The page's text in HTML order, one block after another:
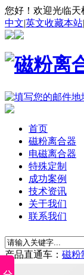
您好！欢迎光临
中文|英文收藏本站|
首页
磁粉离合器
电磁离合器
特殊定制
成功案例
技术资讯
关于我们
联系我们
产品直通车： 磁粉